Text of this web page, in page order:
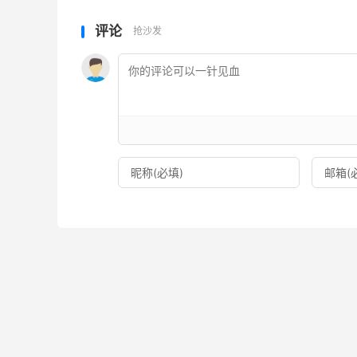
评论 抢沙发